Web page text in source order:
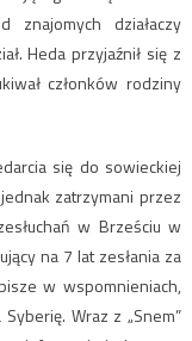
znajomych działaczy
Heda przyjaźnił się z
członków rodziny
się do sowieckiej
zatrzymani przez
w Brześciu w
na 7 lat zesłania za
w wspomnieniach,
Wraz z „Snem”